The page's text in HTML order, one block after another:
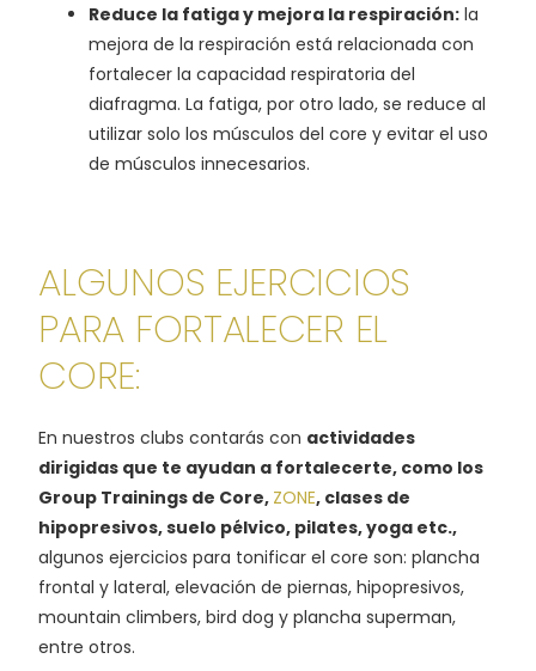
Reduce la fatiga y mejora la respiración: la
mejora de la respiración está relacionada con
fortalecer la capacidad respiratoria del
diafragma. La fatiga, por otro lado, se reduce al
utilizar solo los músculos del core y evitar el uso
de músculos innecesarios.
ALGUNOS EJERCICIOS
PARA FORTALECER EL
CORE:
En nuestros clubs contarás con actividades
dirigidas que te ayudan a fortalecerte, como los
Group Trainings de Core, ZONE, clases de
hipopresivos, suelo pélvico, pilates, yoga etc.,
algunos ejercicios para tonificar el core son: plancha
frontal y lateral, elevación de piernas, hipopresivos,
mountain climbers, bird dog y plancha superman,
entre otros.